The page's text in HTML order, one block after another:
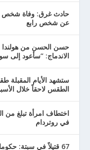
حادث غرق: وفاة شخص
عن شخص رابع
حسن الحسن من هولندا
الاندماج: “سأعود إلى
ستشهد الأيام المقبلة
الطقس لاحقاً خلال
في روتردام
67 قتيلاً في سبتة: